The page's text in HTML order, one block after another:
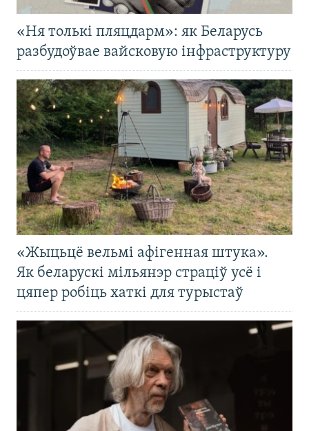
«Ня толькі пляцдарм»: як Беларусь
разбудоўвае вайсковую інфраструктуру
«Жыцьцё вельмі афігенная штука».
Як беларускі мільянэр страціў усё і
цяпер робіць хаткі для турыстаў